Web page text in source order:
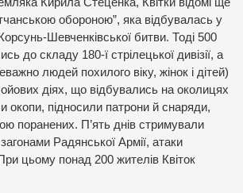
обороною”, яка відбувалась у
Шевченківської битви. Тоді 500
до складу 180-ї стрілецької дивізії, а
людей похилого віку, жінок і дітей)
діях, що відбувались на околицях
окопи, підносили патрони й снаряди,
поранених. П’ять днів стримували
загонами Радянської Армії, атаки
цьому понад 200 жителів Квіток